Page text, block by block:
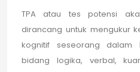
TPA atau tes potensi
dirancang untuk mengukur
kognitif seseorang dalam
bidang logika, verbal,